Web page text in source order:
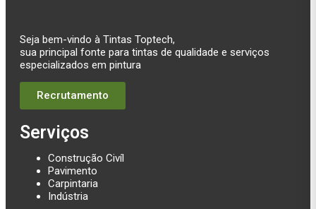
Seja bem-vindo à Tintas Toptech,
sua principal fonte para tintas de qualidade e serviços
especializados em pintura
Recrutamento
Serviços
Construção Civíl
Pavimento
Carpintaria
Indústria